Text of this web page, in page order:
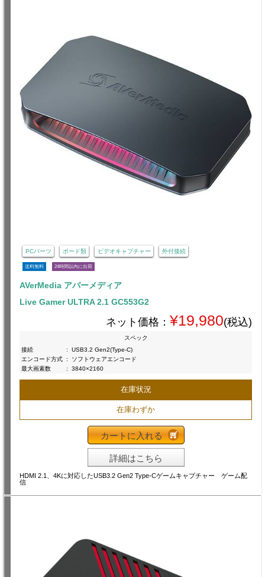
PCパーツ ボード類 ビデオキャプチャー 外付接続
送料無料 24時間以内に出荷
AVerMedia アバーメディア
Live Gamer ULTRA 2.1 GC553G2
ネット価格： ¥19,980(税込)
スペック
接続
:
USB3.2 Gen2(Type-C)
エンコード方式 :
ソフトウェアエンコード
最大画素数
: 3840×2160
在庫状況
在庫わずか
カートに入れる
詳細はこちら
HDMI 2.1、4Kに対応したUSB3.2 Gen2 Type-Cゲームキャプチャー ゲーム配
信